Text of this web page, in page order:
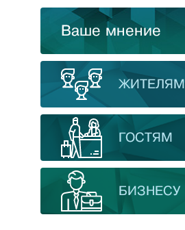
Ваше мнение
ЖИТЕЛЯМ
ГОСТЯМ
БИЗНЕСУ